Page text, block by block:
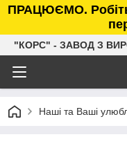
ПРАЦЮЄМО.
"КОРС" - ЗАВОД З
Наші та Ваші